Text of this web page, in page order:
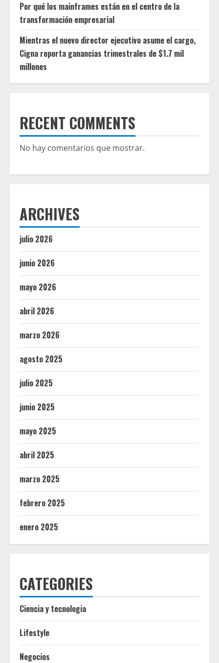
Por qué los mainframes están en el centro de la
transformación empresarial
Mientras el nuevo director ejecutivo asume el cargo,
Cigna reporta ganancias trimestrales de $1.7 mil
millones
RECENT COMMENTS
No hay comentarios que mostrar.
ARCHIVES
julio 2026
junio 2026
mayo 2026
abril 2026
marzo 2026
agosto 2025
julio 2025
junio 2025
mayo 2025
abril 2025
marzo 2025
febrero 2025
enero 2025
CATEGORIES
Ciencia y tecnologia
Lifestyle
Negocios